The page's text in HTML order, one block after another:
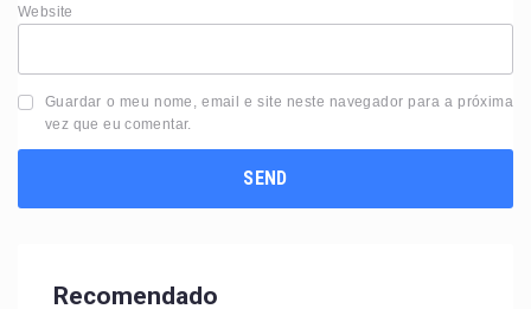
Website
Guardar o meu nome, email e site neste navegador para a próxima
vez que eu comentar.
Recomendado